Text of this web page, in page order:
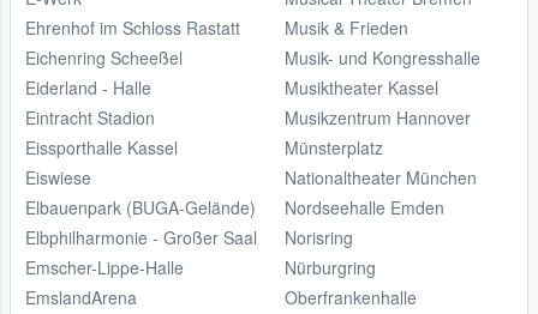
Ehrenhof im Schloss Rastatt
Eichenring Scheeßel
Eiderland - Halle
Eintracht Stadion
Eissporthalle Kassel
Eiswiese
Elbauenpark (BUGA-Gelände)
Elbphilharmonie - Großer Saal
Emscher-Lippe-Halle
EmslandArena
Musik & Frieden
Musik- und Kongresshalle
Musiktheater Kassel
Musikzentrum Hannover
Münsterplatz
Nationaltheater München
Nordseehalle Emden
Norisring
Nürburgring
Oberfrankenhalle